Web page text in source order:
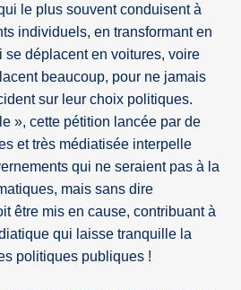
le plus souvent conduisent à
individuels, en transformant en
se déplacent en voitures, voire
beaucoup, pour ne jamais
sur leur choix politiques.
», cette pétition lancée par de
et très médiatisée interpelle
qui ne seraient pas à la
mais sans dire
être mis en cause, contribuant à
qui laisse tranquille la
politiques publiques !